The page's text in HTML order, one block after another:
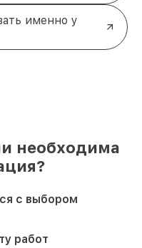
именно у
необходима
с выбором
работ